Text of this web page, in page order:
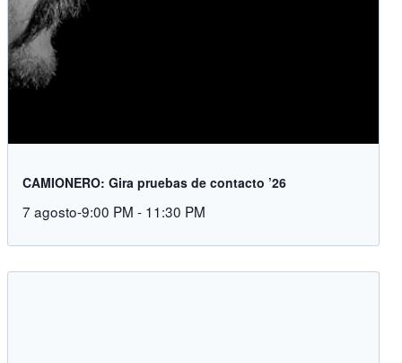
CAMIONERO: Gira pruebas de contacto ’26
7 agosto-9:00 PM - 11:30 PM